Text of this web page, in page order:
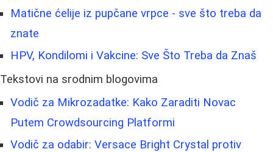
Matične ćelije iz pupčane vrpce - sve što treba da
znate
HPV, Kondilomi i Vakcine: Sve Što Treba da Znaš
Tekstovi na srodnim blogovima
Vodič za Mikrozadatke: Kako Zaraditi Novac
Putem Crowdsourcing Platformi
Vodič za odabir: Versace Bright Crystal protiv